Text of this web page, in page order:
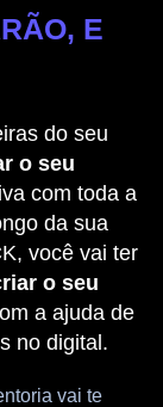
E
do seu
o seu
com toda a
da sua
você vai ter
o seu
a ajuda de
no digital.
vai te